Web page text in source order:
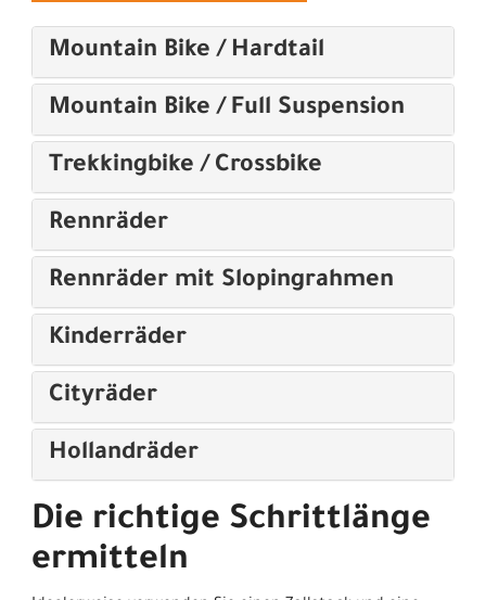
Mountain Bike / Hardtail
Mountain Bike / Full Suspension
Trekkingbike / Crossbike
Rennräder
Rennräder mit Slopingrahmen
Kinderräder
Cityräder
Hollandräder
Die richtige Schrittlänge
ermitteln